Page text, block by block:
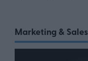
Marketing & Sales